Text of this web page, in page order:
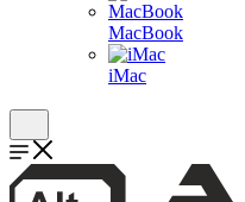
MacBook
iMac